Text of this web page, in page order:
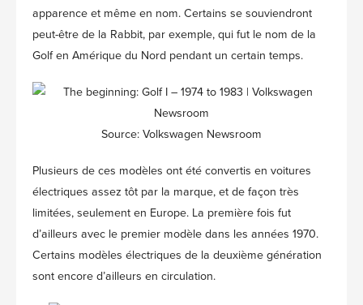
apparence et même en nom. Certains se souviendront
peut-être de la Rabbit, par exemple, qui fut le nom de la
Golf en Amérique du Nord pendant un certain temps.
Source: Volkswagen Newsroom
Plusieurs de ces modèles ont été convertis en voitures
électriques assez tôt par la marque, et de façon très
limitées, seulement en Europe. La première fois fut
d’ailleurs avec le premier modèle dans les années 1970.
Certains modèles électriques de la deuxième génération
sont encore d’ailleurs en circulation.